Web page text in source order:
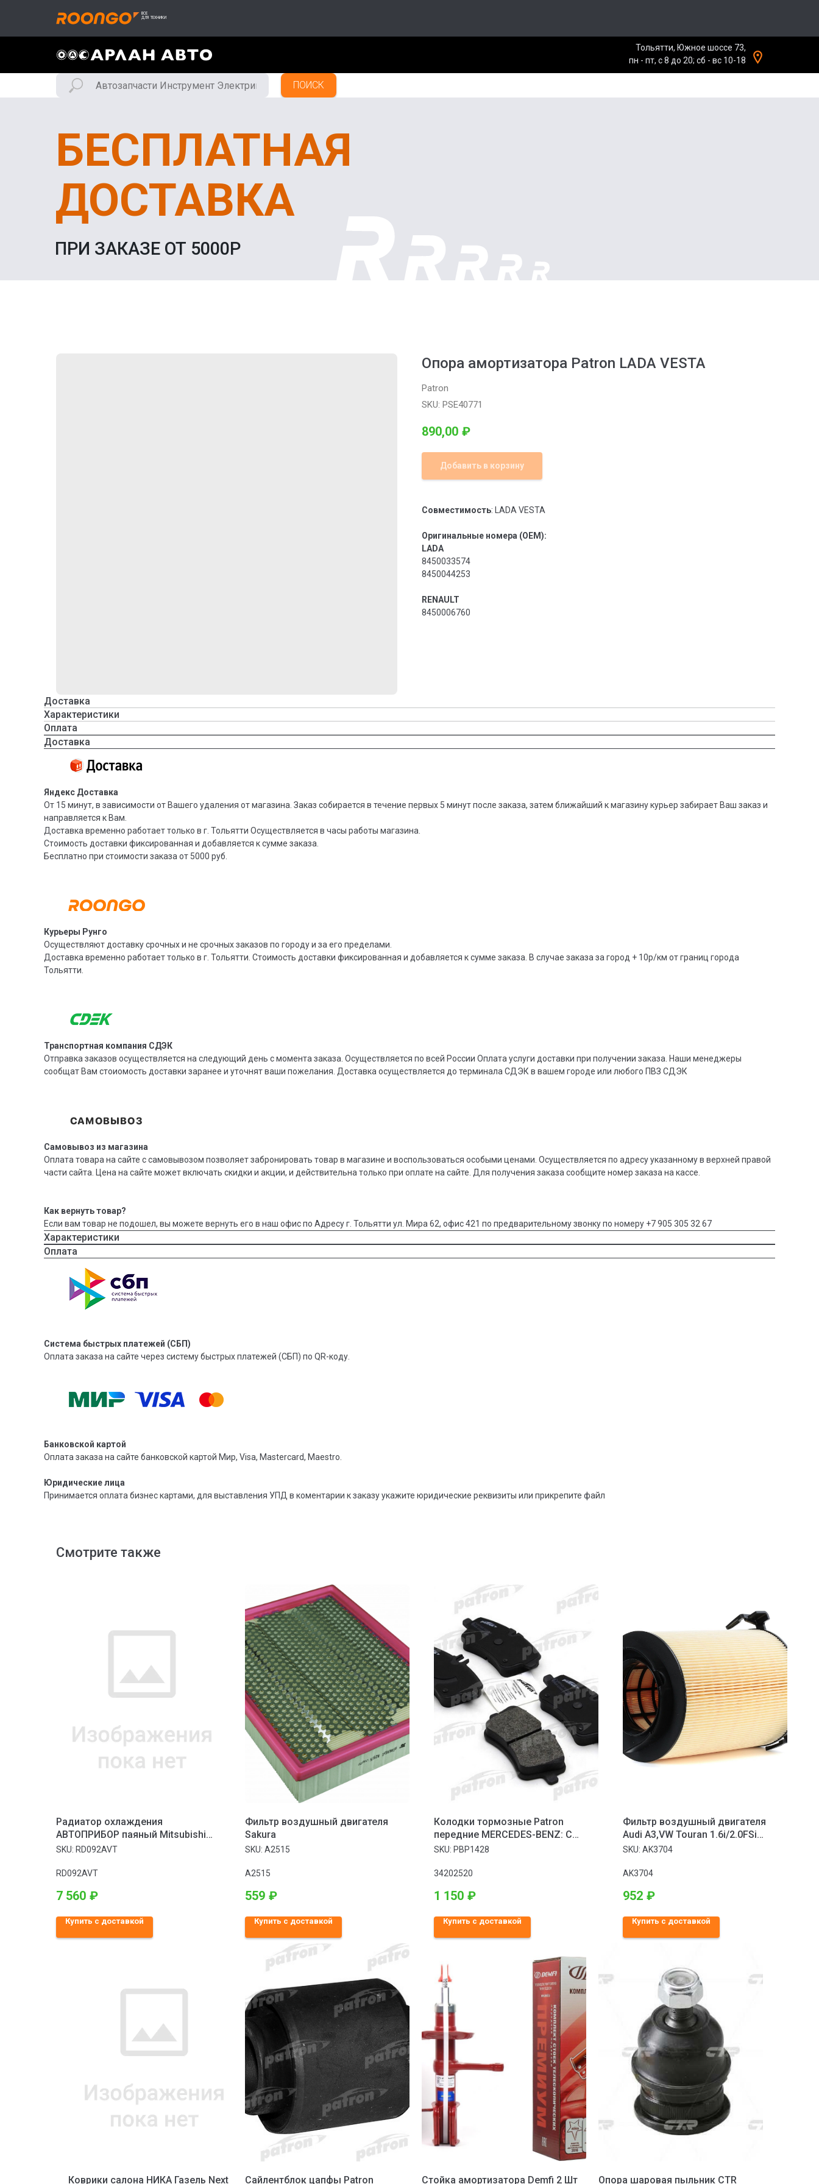
Тольятти, Южное шоссе 73,
пн - пт, с 8 до 20; сб - вс 10-18
ПОИСК
БЕСПЛАТНАЯ
ДОСТАВКА
ПРИ ЗАКАЗЕ ОТ 5000Р
Опора амортизатора Patron LADA VESTA
Patron
SKU: PSE40771
890,00 ₽
Добавить в корзину
Совместимость: LADA VESTA
Оригинальные номера (OEM):
LADA
8450033574
8450044253
RENAULT
8450006760
Доставка
Характеристики
Оплата
Доставка
Яндекс Доставка
От 15 минут, в зависимости от Вашего удаления от магазина. Заказ собирается в течение первых 5 минут после заказа, затем ближайший к магазину курьер забирает Ваш заказ и
направляется к Вам.
Доставка временно работает только в г. Тольятти Осуществляется в часы работы магазина.
Стоимость доставки фиксированная и добавляется к сумме заказа.
Бесплатно при стоимости заказа от 5000 руб.
Курьеры Рунго
Осуществляют доставку срочных и не срочных заказов по городу и за его пределами.
Доставка временно работает только в г. Тольятти. Стоимость доставки фиксированная и добавляется к сумме заказа. В случае заказа за город + 10р/км от границ города
Тольятти.
Транспортная компания СДЭК
Отправка заказов осуществляется на следующий день с момента заказа. Осуществляется по всей России Оплата услуги доставки при получении заказа. Наши менеджеры
сообщат Вам стоиомость доставки заранее и уточнят ваши пожелания. Доставка осуществляется до терминала СДЭК в вашем городе или любого ПВЗ СДЭК
Самовывоз из магазина
Оплата товара на сайте с самовывозом позволяет забронировать товар в магазине и воспользоваться особыми ценами. Осуществляется по адресу указанному в верхней правой
части сайта. Цена на сайте может включать скидки и акции, и действительна только при оплате на сайте. Для получения заказа сообщите номер заказа на кассе.
Как вернуть товар?
Если вам товар не подошел, вы можете вернуть его в наш офис по Адресу г. Тольятти ул. Мира 62, офис 421 по предварительному звонку по номеру +7 905 305 32 67
Характеристики
Оплата
Система быстрых платежей (СБП)
Оплата заказа на сайте через систему быстрых платежей (СБП) по QR-коду.
Банковской картой
Оплата заказа на сайте банковской картой Мир, Visa, Mastercard, Maestro.
Юридические лица
Принимается оплата бизнес картами, для выставления УПД в коментарии к заказу укажите юридические реквизиты или прикрепите файл
Смотрите также
Радиатор охлаждения
АВТОПРИБОР паяный Mitsubishi
ASX (10-) 1.8.
SKU: RD092AVT
RD092AVT
7 560 ₽
Купить с доставкой
Фильтр воздушный двигателя
Sakura
SKU: A2515
A2515
559 ₽
Купить с доставкой
Колодки тормозные Patron
передние MERCEDES-BENZ: C
CLASS T-Model 07-, C-CLASS 00-, C-
01-
SKU: PBP1428
34202520
1 150 ₽
Купить с доставкой
Фильтр воздушный двигателя
Audi A3,VW Touran 1.6i/2.0FSi
03>/Golf V 1.6i/2.0FSi/2.0SDi 04>
SKU: AK3704
AK3704
952 ₽
Купить с доставкой
Коврики салона НИКА Газель Next Сайлентблок цапфы Patron Стойка амортизатора Demfi 2 Шт Опора шаровая пыльник CTR